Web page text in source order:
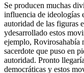
Se producen muchas
influencia de ideologías
autoridad de las figuras
ydesarrollado estos
ejemplo, Rovirosahabía
sacerdote que puso en
autoridad. Pronto
democráticas y estos